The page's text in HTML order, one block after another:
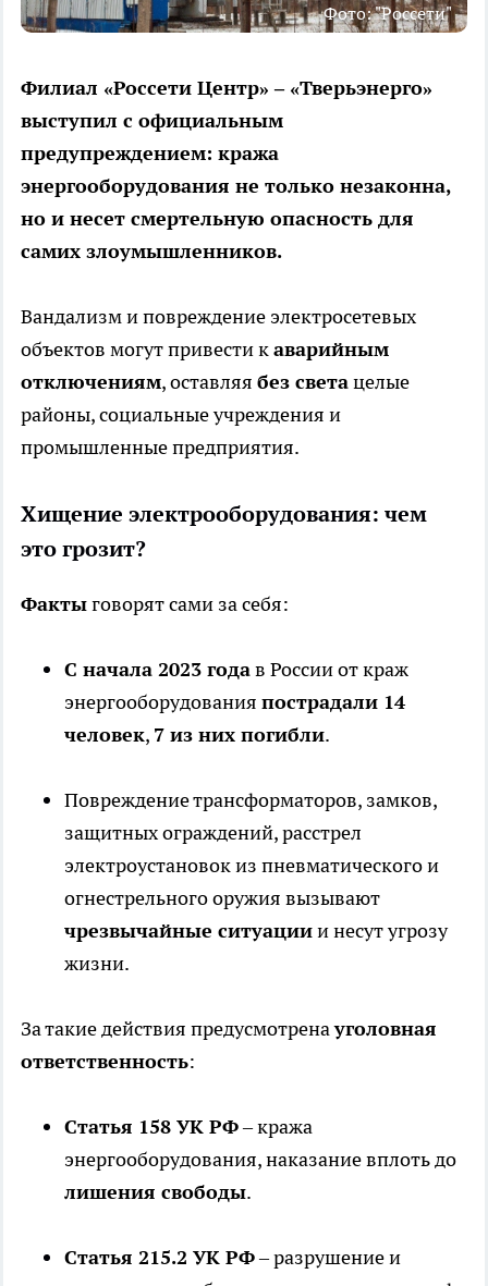
Фото: "Россети"
Филиал «Россети Центр» – «Тверьэнерго»
выступил с официальным
предупреждением: кража
энергооборудования не только незаконна,
но и несет смертельную опасность для
самих злоумышленников.
Вандализм и повреждение электросетевых
объектов могут привести каварийным
отключениям, оставляя без светацелые
районы, социальные учреждения и
промышленные предприятия.
Хищение электрооборудования: чем
это грозит?
Фактыговорят сами за себя:
С начала 2023 годав России от краж
энергооборудования пострадали 14
человек, 7 из них погибли.
Повреждение трансформаторов, замков,
защитных ограждений, расстрел
электроустановок из пневматического и
огнестрельного оружия вызывают
чрезвычайные ситуациии несут угрозу
жизни.
За такие действия предусмотренауголовная
ответственность:
Статья 158 УК РФ– кража
энергооборудования, наказание вплоть до
лишения свободы.
Статья 215.2 УК РФ– разрушение и